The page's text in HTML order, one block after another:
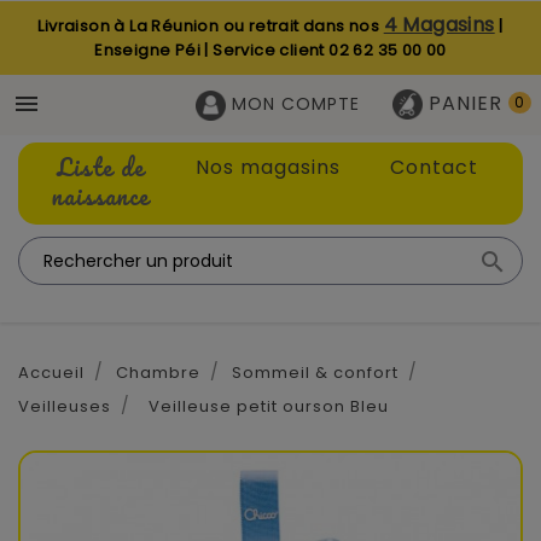
Livraison à La Réunion ou retrait dans nos 4 Magasins |
Enseigne Péi | Service client02 62 35 00 00
 PANIER 0
MON COMPTE
Liste de
naissance
Nos magasins Contact

Accueil Chambre
Sommeil & confort
Veilleuses
Veilleuse petit ourson Bleu